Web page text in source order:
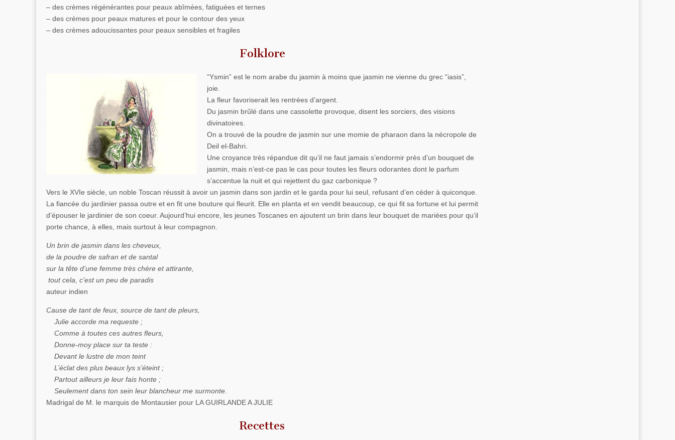
– des crèmes régénérantes pour peaux abîmées, fatiguées et ternes
– des crèmes pour peaux matures et pour le contour des yeux
– des crèmes adoucissantes pour peaux sensibles et fragiles
Folklore
“Ysmin” est le nom arabe du jasmin à moins que jasmin ne vienne du grec “iasis”,
joie.
La fleur favoriserait les rentrées d’argent.
Du jasmin brûlé dans une cassolette provoque, disent les sorciers, des visions
divinatoires.
On a trouvé de la poudre de jasmin sur une momie de pharaon dans la nécropole de
Deil el-Bahri.
Une croyance très répandue dit qu’il ne faut jamais s’endormir près d’un bouquet de
jasmin, mais n’est-ce pas le cas pour toutes les fleurs odorantes dont le parfum
s’accentue la nuit et qui rejettent du gaz carbonique ?
Vers le XVIe siècle, un noble Toscan réussit à avoir un jasmin dans son jardin et le garda pour lui seul, refusant d’en céder à quiconque.
La fiancée du jardinier passa outre et en fit une bouture qui fleurit. Elle en planta et en vendit beaucoup, ce qui fit sa fortune et lui permit
d’épouser le jardinier de son coeur. Aujourd’hui encore, les jeunes Toscanes en ajoutent un brin dans leur bouquet de mariées pour qu’il
porte chance, à elles, mais surtout à leur compagnon.
Un brin de jasmin dans les cheveux,
de la poudre de safran et de santal
sur la tête d’une femme très chère et attirante,
tout cela, c’est un peu de paradis
auteur indien
Cause de tant de feux, source de tant de pleurs,
Julie accorde ma requeste ;
Comme à toutes ces autres fleurs,
Donne-moy place sur ta teste :
Devant le lustre de mon teint
L’éclat des plus beaux lys s’éteint ;
Partout ailleurs je leur fais honte ;
Seulement dans ton sein leur blancheur me surmonte.
Madrigal de M. le marquis de Montausier pour LA GUIRLANDE A JULIE
Recettes